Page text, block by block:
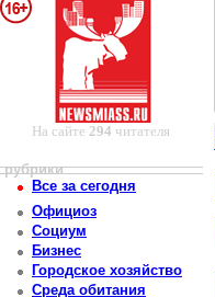
На сайте 294 читателя
рубрики
Все за сегодня
Официоз
Социум
Бизнес
Городское хозяйство
Среда обитания